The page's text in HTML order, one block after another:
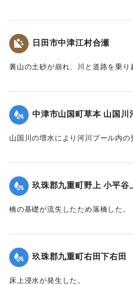
2020/7/6｜固有コード:01215069
日田市中津江村合瀬
裏山の土砂が崩れ、川と道路を乗
中津市山国町草本 山国川
山国川の増水により河川プール内
害が出た。
2020/7/6｜固有コード:01215071
玖珠郡九重町野上 小平谷
橋の基礎が流失したため落橋した。
2020/7/6｜固有コード:01215072
玖珠郡九重町右田下右田
床上浸水が発生した。